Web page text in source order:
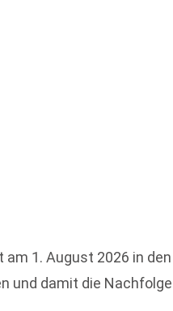
1. August 2026 in
damit die